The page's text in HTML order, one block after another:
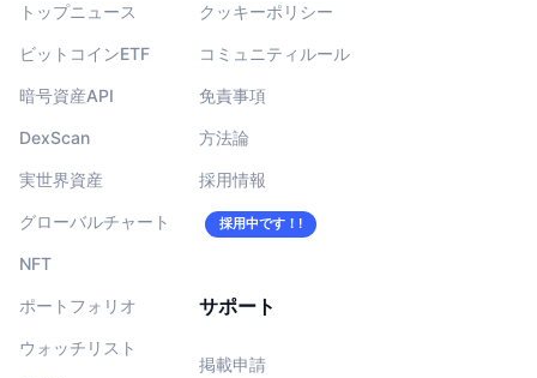
トップニュース
ビットコインETF
暗号資産API
DexScan
実世界資産
グローバルチャート
NFT
ポートフォリオ
ウォッチリスト
クッキーポリシー
コミュニティルール
免責事項
方法論
採用情報
採用中です！!
サポート
掲載申請